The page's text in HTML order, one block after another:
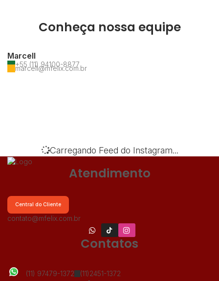
Conheça nossa equipe
Marcell
+55 (11) 94100-8877
marcell@mfelix.com.br
Carregando Feed do Instagram...
Atendimento
Central do Cliente
contato@mfelix.com.br
Contatos
(11) 97479-1372 (11)2451-1372